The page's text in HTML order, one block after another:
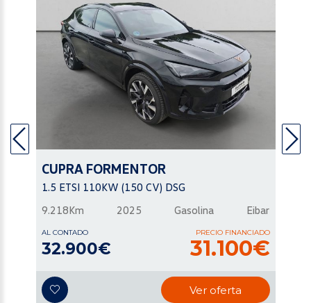
CUPRA FORMENTOR
1.5 ETSI 110KW (150 CV) DSG
9.218Km
2025 Gasolina Eibar
AL CONTADO
32.900€
PRECIO FINANCIADO
31.100€
Ver oferta